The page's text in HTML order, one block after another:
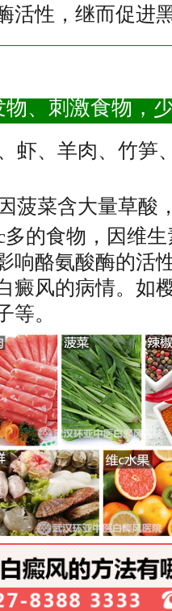
活性，继而促进
、刺激食物，
虾、羊肉、竹笋
菠菜含大量草酸
的食物，因维
响酪氨酸酶的活
癜风的病情。如
等。